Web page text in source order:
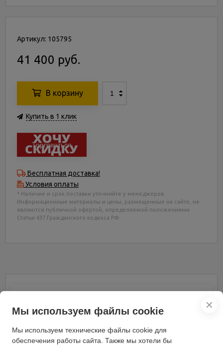
Артикул: 105795
41 400 руб.
В корзину
Купить в 1 клик
Торговаться
Бесплатная доставка!
Условия оплаты
* Наличие и срок поставки уточняйте у менеджеров.
Информационные материалы и цены, размещенные на сайте, не
являются публичной офертой, определяемой положениями
Статьи 437 Гражданского кодекса РФ.
Описание
✕
Мы используем файлы cookie
Мы используем технические файлы cookie для
обеспечения работы сайта. Также мы хотели бы